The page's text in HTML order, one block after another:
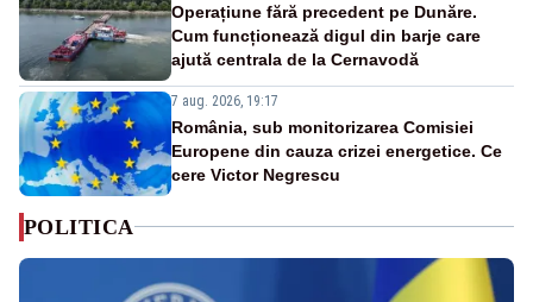
Operațiune fără precedent pe Dunăre.
Cum funcționează digul din barje care
ajută centrala de la Cernavodă
7 aug. 2026, 19:17
România, sub monitorizarea Comisiei
Europene din cauza crizei energetice. Ce
cere Victor Negrescu
POLITICA